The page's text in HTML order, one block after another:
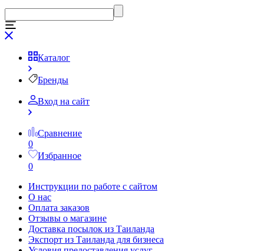
Каталог
Бренды
Вход на сайт
Сравнение
0
Избранное
0
Инструкции по работе с сайтом
О нас
Оплата заказов
Отзывы о магазине
Доставка посылок из Таиланда
Экспорт из Таиланда для бизнеса